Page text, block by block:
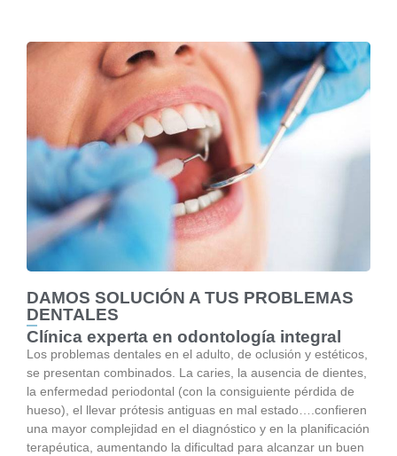
DAMOS SOLUCIÓN A TUS PROBLEMAS
DENTALES
Clínica experta en odontología integral
Los problemas dentales en el adulto, de oclusión y estéticos,
se presentan combinados. La caries, la ausencia de dientes,
la enfermedad periodontal (con la consiguiente pérdida de
hueso), el llevar prótesis antiguas en mal estado….confieren
una mayor complejidad en el diagnóstico y en la planificación
terapéutica, aumentando la dificultad para alcanzar un buen